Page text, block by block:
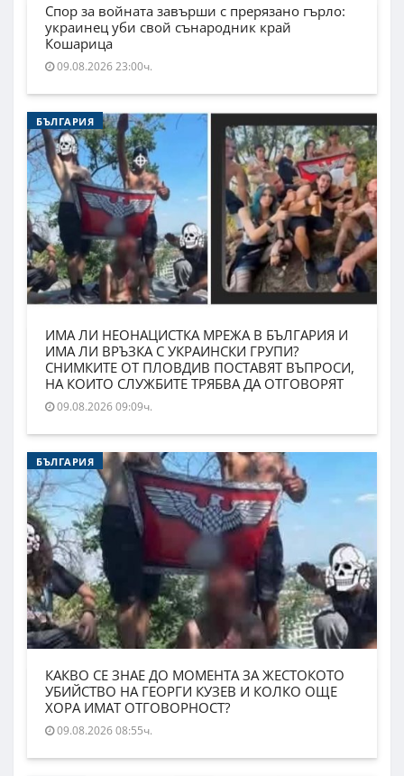
Спор за войната завърши с прерязано гърло:
украинец уби свой сънародник край
Кошарица
09.08.2026 23:00ч.
БЪЛГАРИЯ
ИМА ЛИ НЕОНАЦИСТКА МРЕЖА В БЪЛГАРИЯ И
ИМА ЛИ ВРЪЗКА С УКРАИНСКИ ГРУПИ?
СНИМКИТЕ ОТ ПЛОВДИВ ПОСТАВЯТ ВЪПРОСИ,
НА КОИТО СЛУЖБИТЕ ТРЯБВА ДА ОТГОВОРЯТ
09.08.2026 09:09ч.
БЪЛГАРИЯ
КАКВО СЕ ЗНАЕ ДО МОМЕНТА ЗА ЖЕСТОКОТО
УБИЙСТВО НА ГЕОРГИ КУЗЕВ И КОЛКО ОЩЕ
ХОРА ИМАТ ОТГОВОРНОСТ?
09.08.2026 08:55ч.